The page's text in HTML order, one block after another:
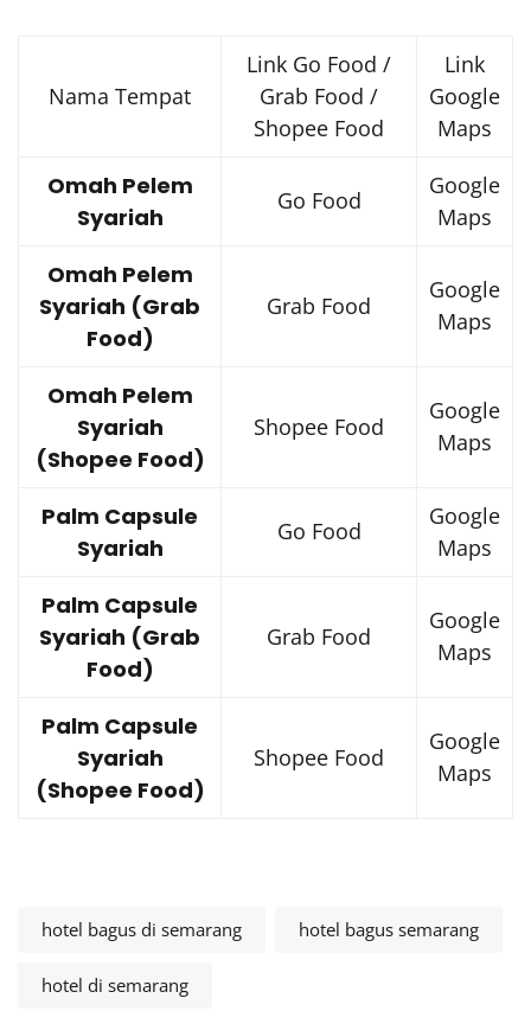
Nama Tempat
Link Go Food /
Grab Food /
Shopee Food
Link
Google
Maps
Omah Pelem
Syariah
Go Food
Google
Maps
Omah Pelem
Syariah (Grab
Food)
Grab Food
Google
Maps
Omah Pelem
Syariah
(Shopee Food)
Shopee Food
Google
Maps
Palm Capsule
Syariah
Go Food
Google
Maps
Palm Capsule
Syariah (Grab
Food)
Grab Food
Google
Maps
Palm Capsule
Syariah
(Shopee Food)
Shopee Food
Google
Maps
hotel bagus di semarang hotel bagus semarang
hotel di semarang